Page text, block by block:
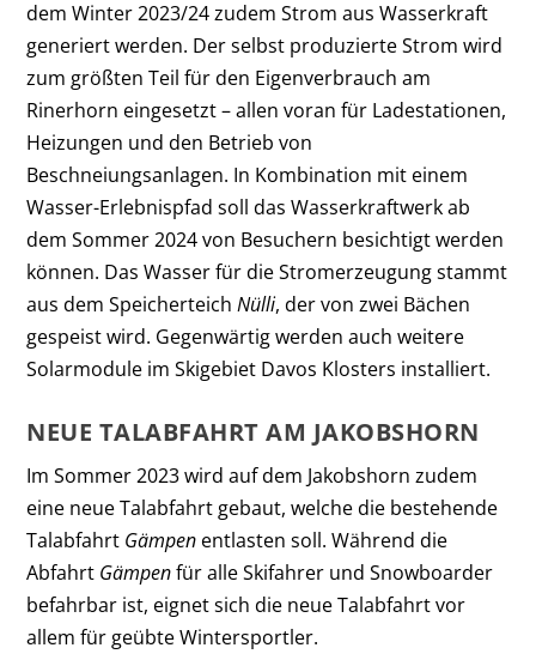
dem Winter 2023/24 zudem Strom aus Wasserkraft
generiert werden. Der selbst produzierte Strom wird
zum größten Teil für den Eigenverbrauch am
Rinerhorn eingesetzt – allen voran für Ladestationen,
Heizungen und den Betrieb von
Beschneiungsanlagen. In Kombination mit einem
Wasser-Erlebnispfad soll das Wasserkraftwerk ab
dem Sommer 2024 von Besuchern besichtigt werden
können. Das Wasser für die Stromerzeugung stammt
aus dem SpeicherteichNülli, der von zwei Bächen
gespeist wird. Gegenwärtig werden auch weitere
Solarmodule im Skigebiet Davos Klosters installiert.
NEUE TALABFAHRT AM JAKOBSHORN
Im Sommer 2023 wird auf dem Jakobshorn zudem
eine neue Talabfahrt gebaut, welche die bestehende
Talabfahrt Gämpen entlasten soll. Während die
Abfahrt Gämpenfür alle Skifahrer und Snowboarder
befahrbar ist, eignet sich die neue Talabfahrt vor
allem für geübte Wintersportler.